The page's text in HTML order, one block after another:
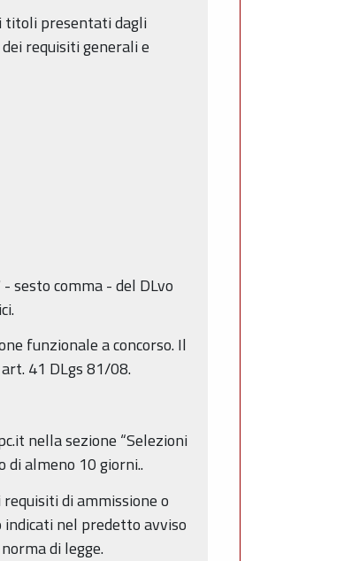
titoli presentati dagli
requisiti generali e
sesto comma - del DLvo
funzionale a concorso. Il
41 DLgs 81/08.
nella sezione “Selezioni
di almeno 10 giorni..
di ammissione o
indicati nel predetto avviso
di legge.